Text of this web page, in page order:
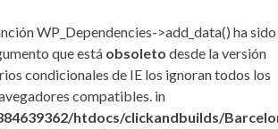
WP_Dependencies->add_data() ha sido
que está obsoleto desde la versión
condicionales de IE los ignoran todos los
compatibles. in
htdocs/clickandbuilds/